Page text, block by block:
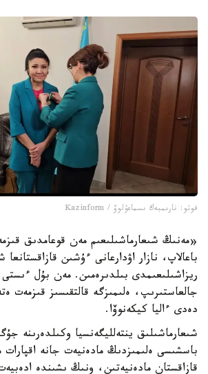
فوتو: نارىمبەك ىسماعۇلوۆ / Kazinform
«مەنىڭ شىعارماشىلىعىم مەن قوعامدىق
باعالاپ، نازار اۋدارعانى ءۇشىن
ريزاشىلىعىمدى بىلدىرەمىن. مەن بۇل
جالعاستىرىپ، ەلىمىزگە قالتقىسىز قىزمەت
دەدى ءاليا كيكەنوۆا.
شىعارماشىلىق ينتەلليگەنسيا وكىلدەرىنە
باسشىسى ەلىمىزدىڭ مادەنيەت جانە اقپارات
قازاقستان مادەنيەتىن، ونىڭ ىشىندە